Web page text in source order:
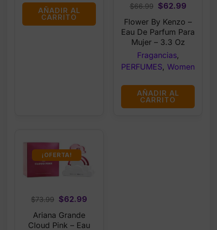
AÑADIR AL
CARRITO
$66.99
Original
price
was:
$66.99.
$62.99Current
is:
Flower By Kenzo –
Eau De Parfum Para
Mujer – 3.3 Oz
Fragancias,
PERFUMES, Women
AÑADIR AL
CARRITO
¡OFERTA!
$73.99 Original
price
was:
$62.99
is:
Ariana Grande
Cloud Pink – Eau